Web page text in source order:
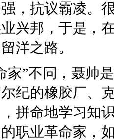
，抗议霸凌。
兴邦，于是，
洋之路。
家”不同，聂帅
纪的橡胶厂、
拼命地学习知
职业革命家，